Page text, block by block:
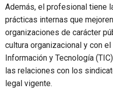
Además, el profesional tiene
prácticas internas que
organizaciones de carácter
cultura organizacional y con
Información y Tecnología
las relaciones con los
legal vigente.